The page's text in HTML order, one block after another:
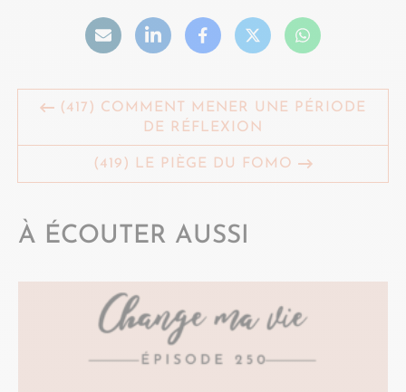
(417) COMMENT MENER UNE PÉRIODE
DE RÉFLEXION
(419) LE PIÈGE DU FOMO
À ÉCOUTER AUSSI